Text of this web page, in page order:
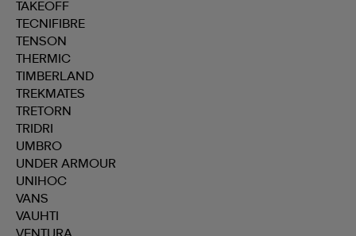
TAKEOFF
TECNIFIBRE
TENSON
THERMIC
TIMBERLAND
TREKMATES
TRETORN
TRIDRI
UMBRO
UNDER ARMOUR
UNIHOC
VANS
VAUHTI